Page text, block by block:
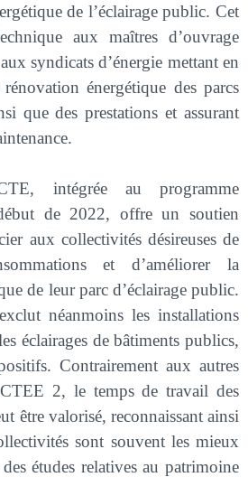
de l’éclairage public. Cet
aux maîtres d’ouvrage
syndicats d’énergie mettant en
énergétique des parcs
que des prestationset assurant
intégrée au programme
de 2022, offre un soutien
aux collectivités désireuses de
et d’améliorer la
de leur parc d’éclairage public.
néanmoins les installations
éclairages de bâtiments publics,
Contrairement aux autres
2, le temps de travail des
être valorisé, reconnaissant ainsi
sont souvent les mieux
études relatives au patrimoine